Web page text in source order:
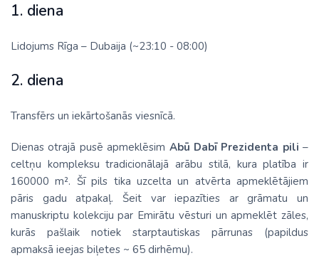
1. diena
Lidojums Rīga – Dubaija (~23:10 - 08:00)
2. diena
Transfērs un iekārtošanās viesnīcā.
Dienas otrajā pusē apmeklēsim Abū Dabī Prezidenta pili –
celtņu kompleksu tradicionālajā arābu stilā, kura platība ir
160000 m². Šī pils tika uzcelta un atvērta apmeklētājiem
pāris gadu atpakaļ. Šeit var iepazīties ar grāmatu un
manuskriptu kolekciju par Emirātu vēsturi un apmeklēt zāles,
kurās pašlaik notiek starptautiskas pārrunas (papildus
apmaksā ieejas biļetes ~ 65 dirhēmu).